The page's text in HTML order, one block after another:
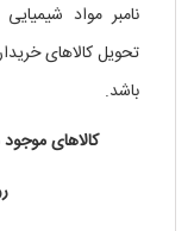
نامبر مواد
تحویل کالاهای
باشد.
کالاهای موجود در انبار ۲۴ تا ۴۸